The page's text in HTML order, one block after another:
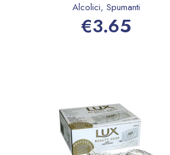
Alcolici, Spumanti
€3.65